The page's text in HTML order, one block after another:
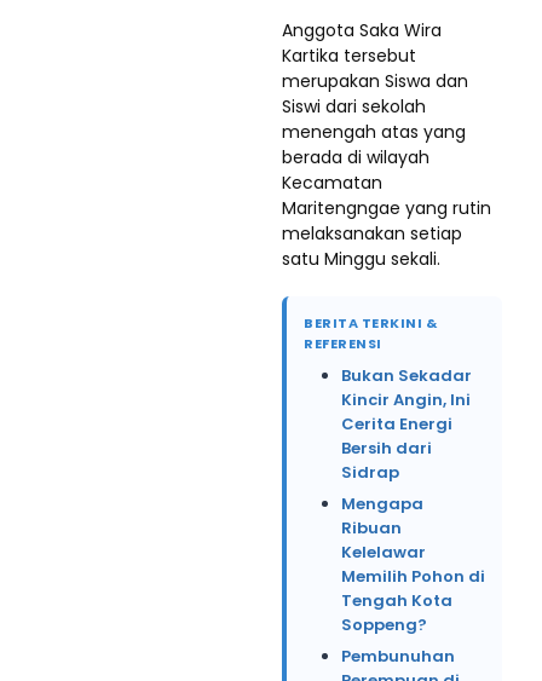
Anggota Saka Wira
Kartika tersebut
merupakan Siswa dan
Siswi dari sekolah
menengah atas yang
berada di wilayah
Kecamatan
Maritengngae yang rutin
melaksanakan setiap
satu Minggu sekali.
BERITA TERKINI &
REFERENSI
Bukan Sekadar
Kincir Angin, Ini
Cerita Energi
Bersih dari
Sidrap
Mengapa
Ribuan
Kelelawar
Memilih Pohon di
Tengah Kota
Soppeng?
Pembunuhan